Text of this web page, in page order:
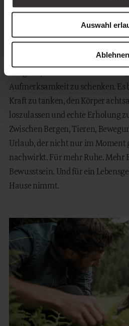
Auswahl
Ablehnen
Massagen helfen, Stress
Ein Urlaub, der nachhaltig guttut
Aufmerksamkeit zu schenken. Es
Kraft zu tanken, den Körper
loszulassen und echte Erholung
Zwischen Bergen, Tieren,
Urlaub, der nicht nur im Moment
nachwirkt. Für mehr Ruhe. Mehr
Bewusstsein. Und für ein
Hause nimmt.